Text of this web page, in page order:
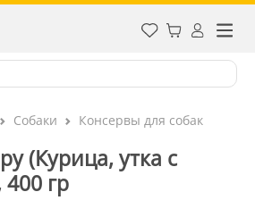
Собаки Консервы для собак
(Курица, утка с
гр